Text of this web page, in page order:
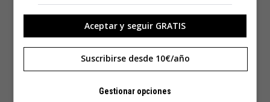
Aceptar y seguir GRATIS
Suscribirse desde 10€/año
Gestionar opciones